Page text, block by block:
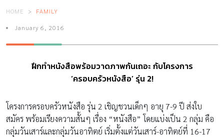
HOME FAMILY
January 6, 2016
ฝึกทำหนังสือพร้อมวาดภาพกันเถอะ กับโครงการ
‘ครอบครัวหนังสือ’ รุ่น 2!
โครงการครอบครัวหนังสือ รุ่น 2 เชิญชวนเด็กๆ อายุ 7-9 ปี ส่งใบ
สมัคร พร้อมเรียงความสั้นๆ เรื่อง “หนังสือ” โดยแบ่งเป็น 2 กลุ่ม คือ
กลุ่มวันเสาร์และกลุ่มวันอาทิตย์ เริ่มตั้งแต่วันเสาร์-อาทิตย์ที่ 16-17